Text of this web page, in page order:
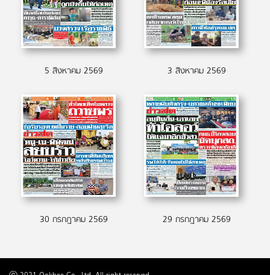
5 สิงหาคม 2569 3 สิงหาคม 2569
30 กรกฎาคม 2569 29 กรกฎาคม 2569